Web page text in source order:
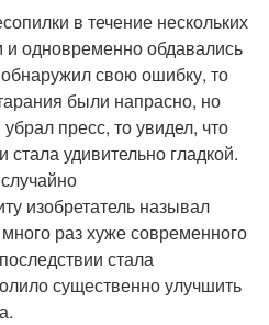
в течение нескольких
одновременно обдавались
свою ошибку, то
были напрасно, но
пресс, то увидел, что
стала удивительно гладкой.
изобретатель называл
раз хуже современного
стала
существенно улучшить